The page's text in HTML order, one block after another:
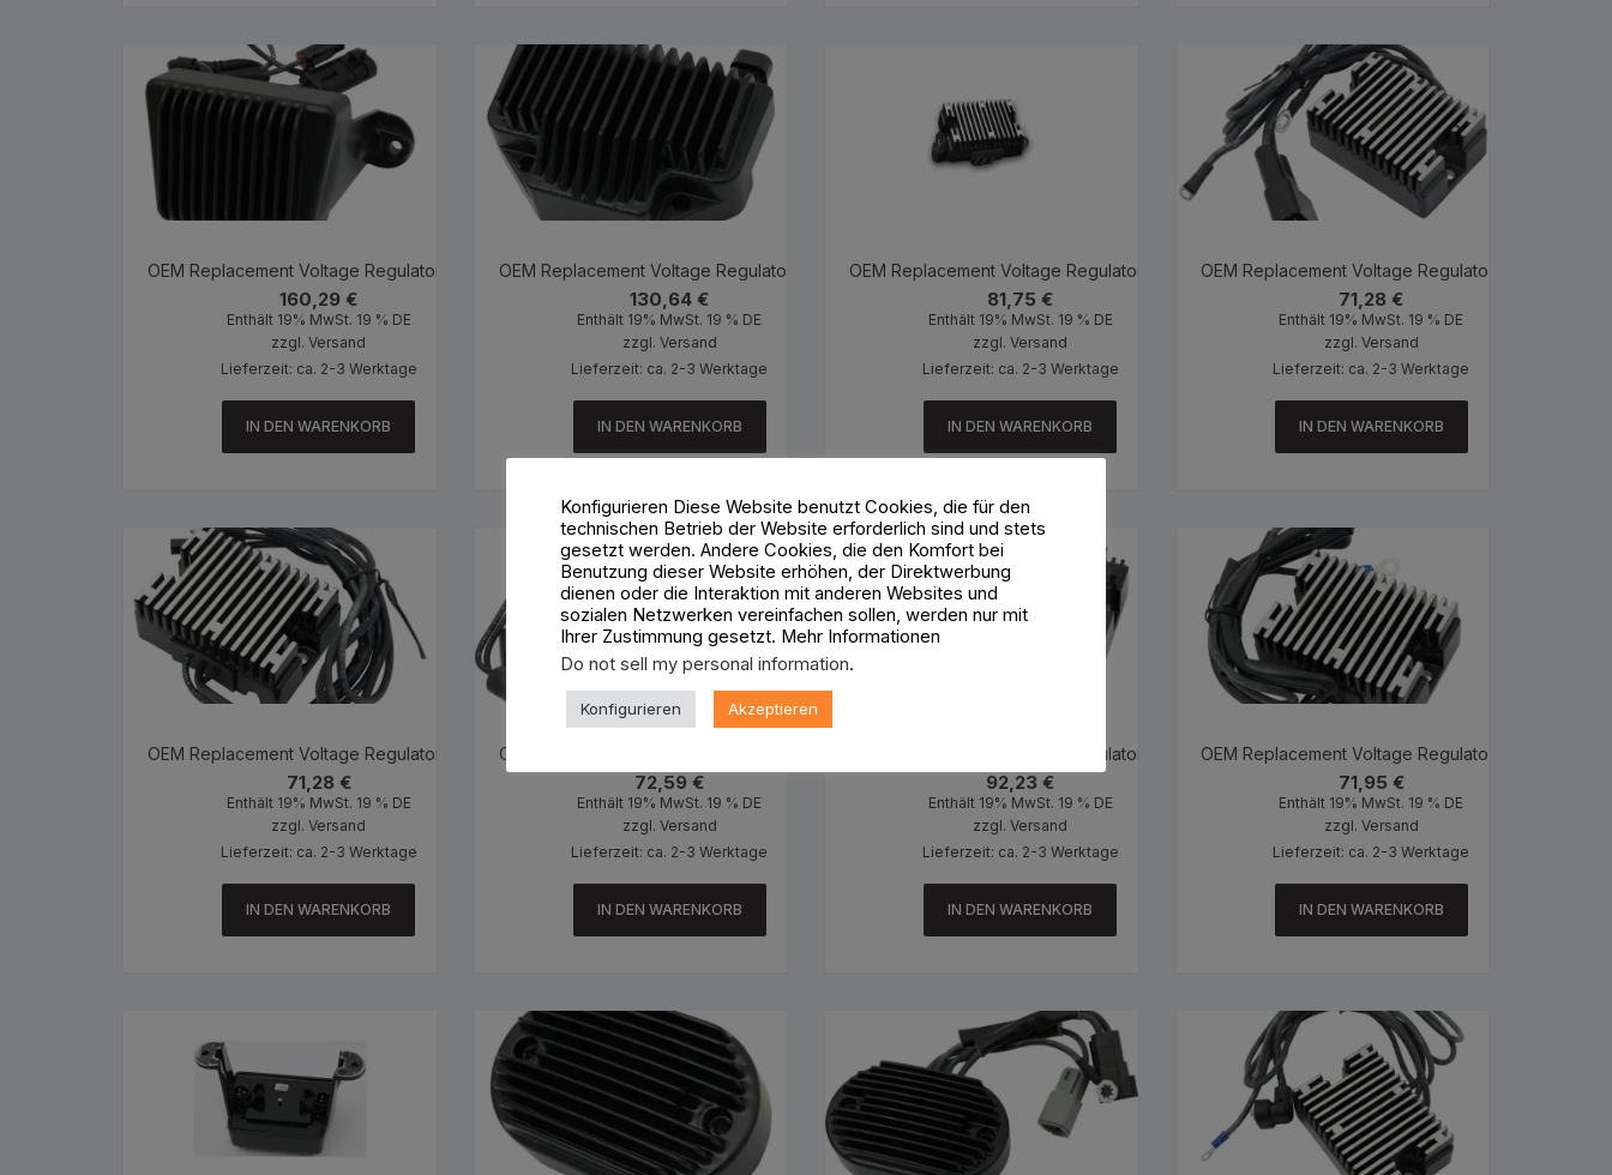
OEM Replacement Voltage Regulator Black
160,29 €
Enthält 19% MwSt. 19 % DE
zzgl. Versand
Lieferzeit: ca. 2-3 Werktage
IN DEN WARENKORB
OEM Replacement Voltage Regulator Black
130,64 €
Enthält 19% MwSt. 19 % DE
zzgl. Versand
Lieferzeit: ca. 2-3 Werktage
IN DEN WARENKORB
OEM Replacement Voltage Regulator Black
81,75 €
Enthält 19% MwSt. 19 % DE
zzgl. Versand
Lieferzeit: ca. 2-3 Werktage
IN DEN WARENKORB
OEM Replacement Voltage Regulator Black
71,28 €
Enthält 19% MwSt. 19 % DE
zzgl. Versand
Lieferzeit: ca. 2-3 Werktage
IN DEN WARENKORB
OEM Replacement Voltage Regulator Black
71,28 €
Enthält 19% MwSt. 19 % DE
zzgl. Versand
Lieferzeit: ca. 2-3 Werktage
IN DEN WARENKORB
OEM Replacement Voltage Regulator Black
72,59 €
Enthält 19% MwSt. 19 % DE
zzgl. Versand
Lieferzeit: ca. 2-3 Werktage
IN DEN WARENKORB
OEM Replacement Voltage Regulator Black
92,23 €
Enthält 19% MwSt. 19 % DE
zzgl. Versand
Lieferzeit: ca. 2-3 Werktage
IN DEN WARENKORB
OEM Replacement Voltage Regulator Black
71,95 €
Enthält 19% MwSt. 19 % DE
zzgl. Versand
Lieferzeit: ca. 2-3 Werktage
IN DEN WARENKORB
Konfigurieren Diese Website benutzt Cookies, die für den
technischen Betrieb der Website erforderlich sind und stets
gesetzt werden. Andere Cookies, die den Komfort bei
Benutzung dieser Website erhöhen, der Direktwerbung
dienen oder die Interaktion mit anderen Websites und
sozialen Netzwerken vereinfachen sollen, werden nur mit
Ihrer Zustimmung gesetzt. Mehr Informationen
Do not sell my personal information.
Konfigurieren Akzeptieren